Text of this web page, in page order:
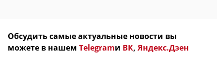
Обсудить самые актуальные новости вы
можете в нашем Telegramи ВК, Яндекс.Дзен